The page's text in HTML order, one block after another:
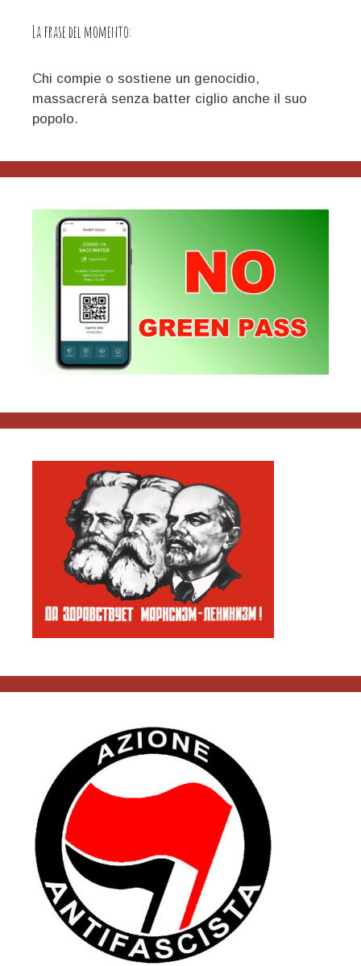
La frase del momento:
Chi compie o sostiene un genocidio,
massacrerà senza batter ciglio anche il suo
popolo.